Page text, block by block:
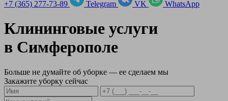
+7 (365) 277-73-89 Telegram VK WhatsApp
Клининговые услуги
в Симферополе
Больше не думайте об уборке — ее сделаем мы
Закажите уборку сейчас